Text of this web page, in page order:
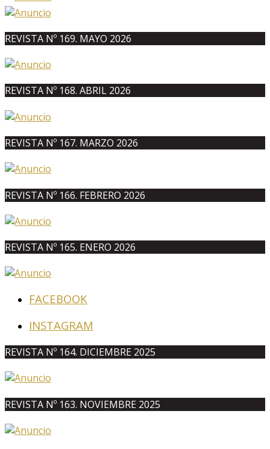
REVISTA Nº 169. MAYO 2026
REVISTA Nº 168. ABRIL 2026
REVISTA Nº 167. MARZO 2026
REVISTA Nº 166. FEBRERO 2026
REVISTA Nº 165. ENERO 2026
FACEBOOK
INSTAGRAM
REVISTA Nº 164. DICIEMBRE 2025
REVISTA Nº 163. NOVIEMBRE 2025